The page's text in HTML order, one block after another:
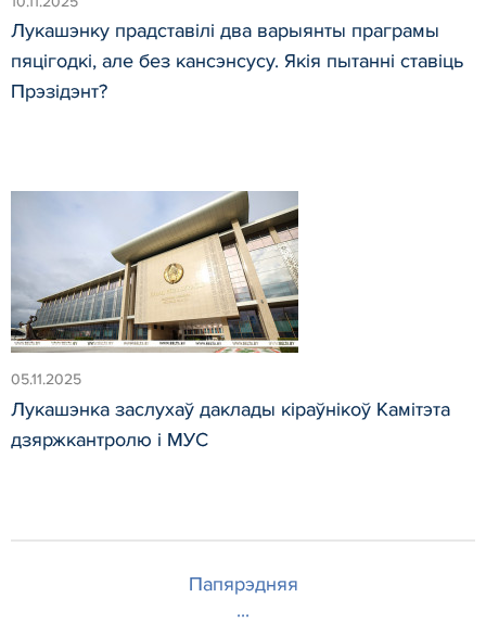
Лукашэнку прадставілі два варыянты праграмы
пяцігодкі, але без кансэнсусу. Якія пытанні ставіць
Прэзідэнт?
05.11.2025
Лукашэнка заслухаў даклады кіраўнікоў Камітэта
дзяржкантролю і МУС
Папярэдняя
...